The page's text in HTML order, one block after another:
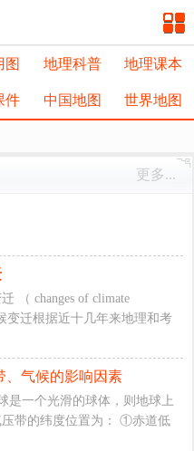
图 地理科普 地理课本
件 中国地图 世界地图
更多...
（ changes of climate
变迁根据近十几年来地理和考
、气候的影响因素
是一个光滑的球体，则地球上
带的纬度位置为： ①赤道低